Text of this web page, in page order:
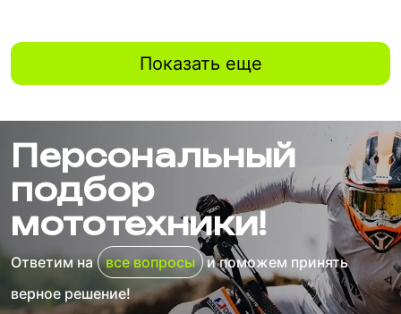
Показать еще
Персональный
подбор
мототехники!
Ответим на все вопросы и поможем принять
верное решение!